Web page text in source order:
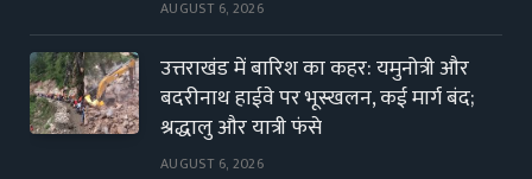
AUGUST 6, 2026
उत्तराखंड में बारिश का कहर: यमुनोत्री और
बदरीनाथ हाईवे पर भूस्खलन, कई मार्ग बंद;
श्रद्धालु और यात्री फंसे
AUGUST 6, 2026